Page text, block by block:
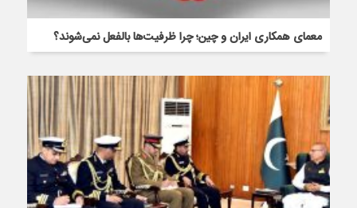
معمای همکاری ایران و چین؛ چرا ظرفیت‌ها بالفعل نمی‌شوند؟